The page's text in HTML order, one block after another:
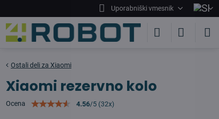
Uporabniški vmesnik
Ostali deli za Xiaomi
Xiaomi rezervno kolo
Ocena 4.56/5 (32x)